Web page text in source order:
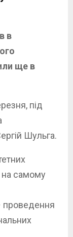
в
ще в
під
Шульга.
на самому
проведення